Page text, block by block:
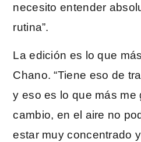
necesito entender
rutina”.
La edición es lo que
Chano. “Tiene eso de
y eso es lo que más me
cambio, en el aire no
estar muy concentrado